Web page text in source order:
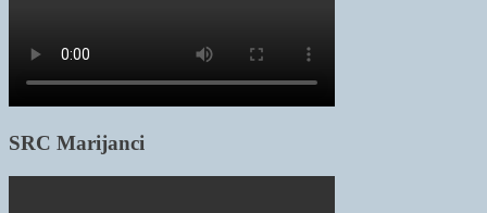
SRC Marijanci